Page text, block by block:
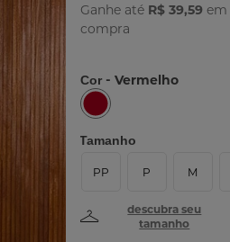
Ganhe até R$ 39,59em
compra
Cor - Vermelho
Tamanho
PP P M
descubra seu
tamanho